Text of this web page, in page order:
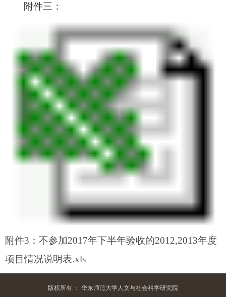
附件三：
附件3：不参加2017年下半年验收的2012,2013年度
项目情况说明表.xls
版权所有 ： 华东师范大学人文与社会科学研究院